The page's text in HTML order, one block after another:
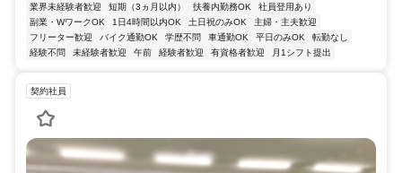
業界未経験者歓迎 短期（3ヵ月以内） 扶養内勤務OK
社員登用あり
副業・WワークOK
1日4時間以内OK 土日祝のみOK
主婦・主夫歓迎
フリーター歓迎
バイク通勤OK 学歴不問 車通勤OK 平日のみOK
転勤なし
経験不問
未経験者歓迎 午前 経験者歓迎 有資格者歓迎 月1シフト提出
契約社員